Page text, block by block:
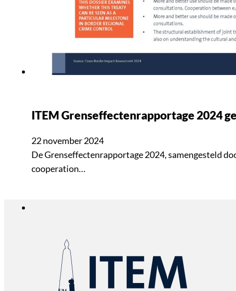
ITEM Grenseffectenrapportage 2024
22 november 2024
De Grenseffectenrapportage 2024, samengesteld
cooperation…